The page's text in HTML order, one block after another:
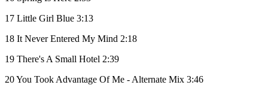
17 Little Girl Blue 3:13
18 It Never Entered My Mind 2:18
19 There's A Small Hotel 2:39
20 You Took Advantage Of Me - Alternate Mix 3:46